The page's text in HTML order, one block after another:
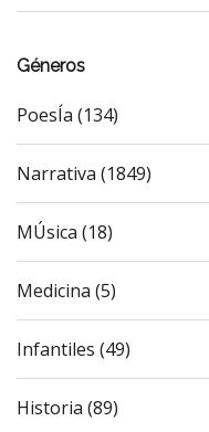
Géneros
PoesÍa (134)
Narrativa (1849)
MÚsica (18)
Medicina (5)
Infantiles (49)
Historia (89)